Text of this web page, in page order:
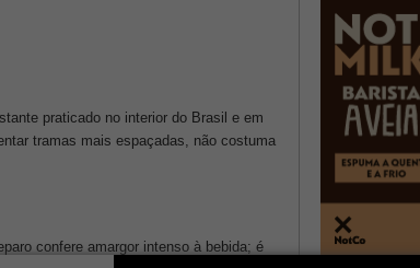
praticado no interior do Brasil e em
tramas mais espaçadas, não costuma
confere amargor intenso à bebida; é